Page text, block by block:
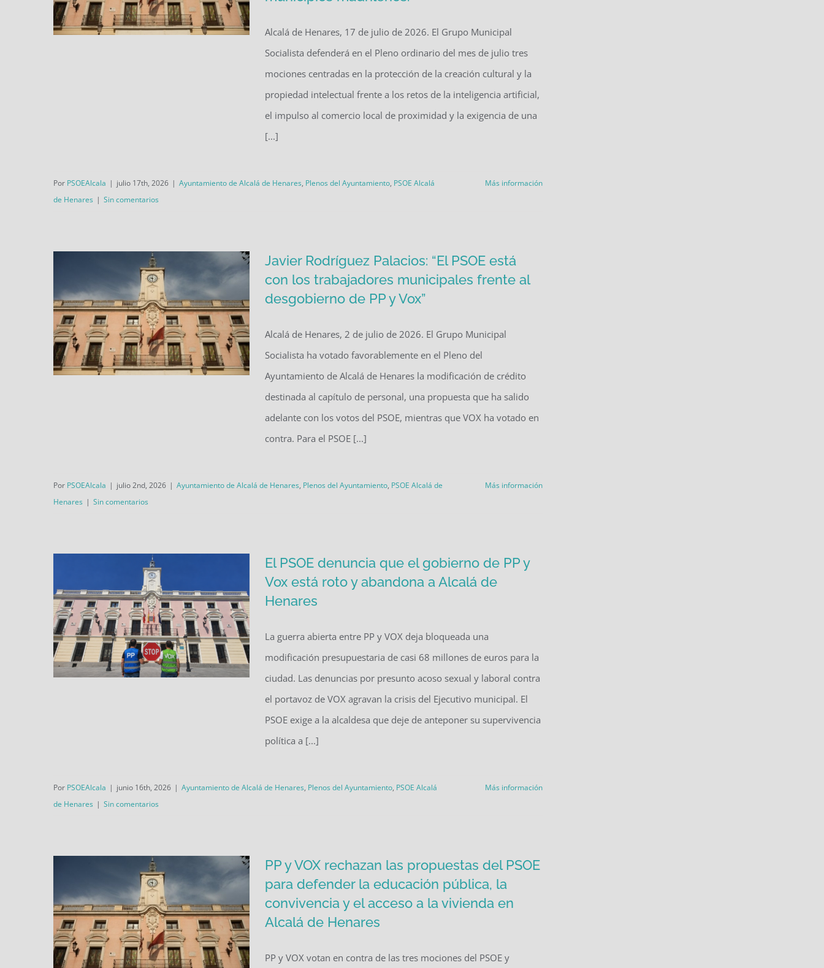
Alcalá de Henares, 17 de julio de 2026. El Grupo Municipal
Socialista defenderá en el Pleno ordinario del mes de julio tres
mociones centradas en la protección de la creación cultural y la
propiedad intelectual frente a los retos de la inteligencia artificial,
el impulso al comercio local de proximidad y la exigencia de una
[...]
Por PSOEAlcala | julio 17th, 2026 | Ayuntamiento de Alcalá de Henares, Plenos del Ayuntamiento, PSOE Alcalá
de Henares | Sin comentarios
Más información
desgobierno de PP y Vox”
Javier Rodríguez Palacios: “El PSOE está
con los trabajadores municipales frente al
desgobierno de PP y Vox”
Alcalá de Henares, 2 de julio de 2026. El Grupo Municipal
Socialista ha votado favorablemente en el Pleno del
Ayuntamiento de Alcalá de Henares la modificación de crédito
destinada al capítulo de personal, una propuesta que ha salido
adelante con los votos del PSOE, mientras que VOX ha votado en
contra. Para el PSOE [...]
Por PSOEAlcala | julio 2nd, 2026 | Ayuntamiento de Alcalá de Henares, Plenos del Ayuntamiento, PSOE Alcalá de
Henares | Sin comentarios
Más información
Henares
El PSOE denuncia que el gobierno de PP y
Vox está roto y abandona a Alcalá de
Henares
La guerra abierta entre PP y VOX deja bloqueada una
modificación presupuestaria de casi 68 millones de euros para la
ciudad. Las denuncias por presunto acoso sexual y laboral contra
el portavoz de VOX agravan la crisis del Ejecutivo municipal. El
PSOE exige a la alcaldesa que deje de anteponer su supervivencia
política a [...]
Por PSOEAlcala | junio 16th, 2026 | Ayuntamiento de Alcalá de Henares, Plenos del Ayuntamiento, PSOE Alcalá
de Henares | Sin comentarios
Más información
PP y VOX rechazan las propuestas del PSOE
para defender la educación pública, la
convivencia y el acceso a la vivienda en
Alcalá de Henares
PP y VOX votan en contra de las tres mociones del PSOE y